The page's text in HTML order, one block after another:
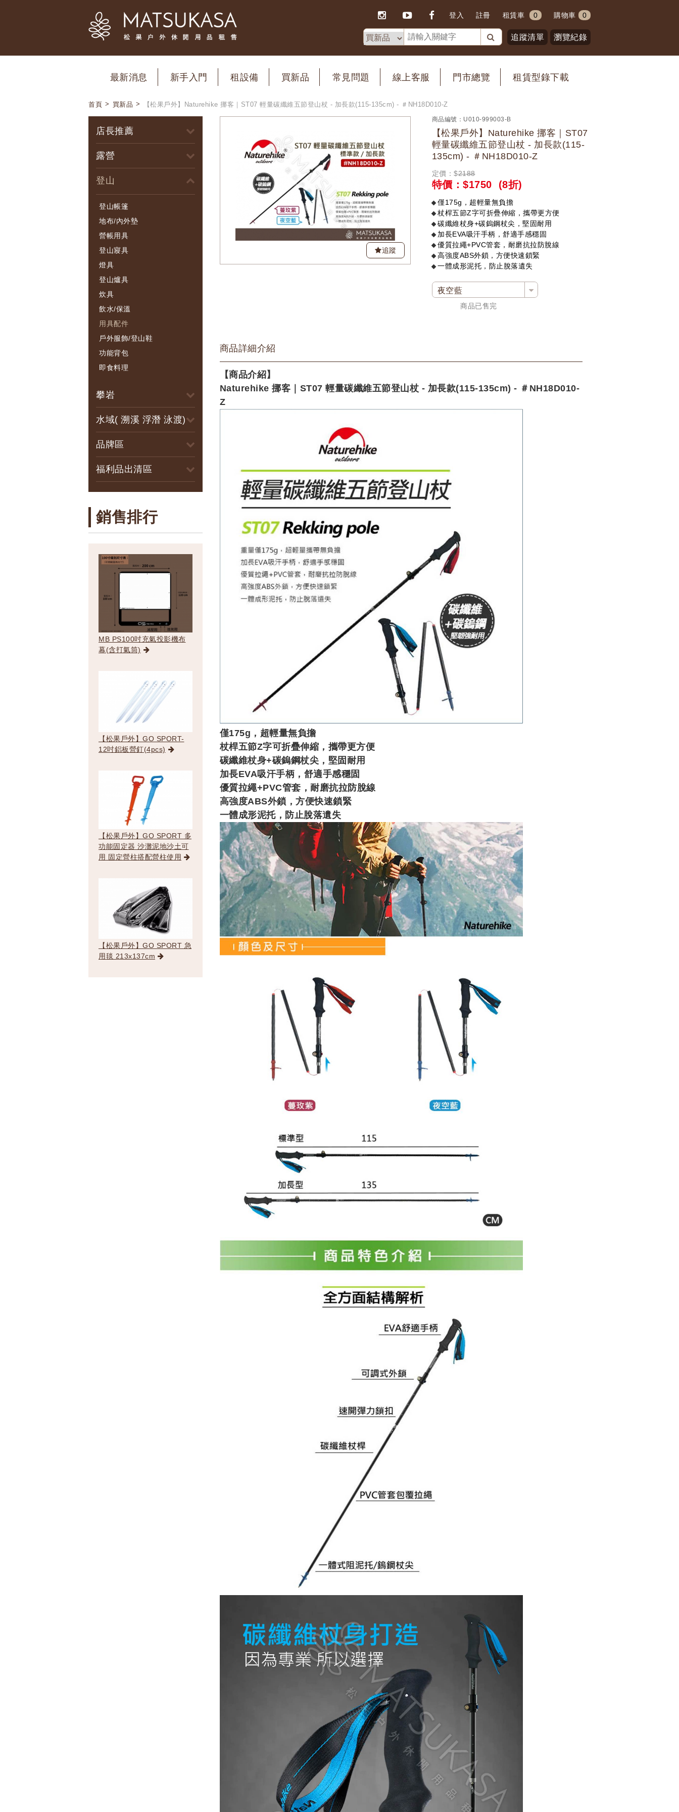
登入 註冊 租賃車 0 購物車 0
瀏覽紀錄
追蹤清單
最新消息 新手入門 租設備 買新品 常見問題 線上客服 門市總覽 租賃型錄下載
首頁 > 買新品 > 【松果戶外】Naturehike 挪客｜ST07 輕量碳纖維五節登山杖 - 加長款(115-135cm) - ＃NH18D010-Z
店長推薦
露營
登山
登山帳篷
地布/內外墊
營帳用具
登山寢具
燈具
登山爐具
炊具
飲水/保溫
用具配件
戶外服飾/登山鞋
功能背包
即食料理
攀岩
水域( 溯溪 浮潛 泳渡)
品牌區
福利品出清區
銷售排行
MB PS100吋充氣投影機布
幕(含打氣筒)
【松果戶外】GO SPORT-
12吋鋁板營釘(4pcs)
【松果戶外】GO SPORT 多
功能固定器 沙灘泥地沙土可
用 固定營柱搭配營柱使用
【松果戶外】GO SPORT 急
用毯 213x137cm
追蹤
商品編號： U010-999003-B
【松果戶外】Naturehike 挪客｜ST07
輕量碳纖維五節登山杖 - 加長款(115-
135cm) - ＃NH18D010-Z
定價：$2188
特價：$1750 (8折)
僅175g，超輕量無負擔
杖桿五節Z字可折疊伸縮，攜帶更方便
碳纖維杖身+碳鎢鋼杖尖，堅固耐用
加長EVA吸汗手柄，舒適手感穩固
優質拉繩+PVC管套，耐磨抗拉防脫線
高強度ABS外鎖，方便快速鎖緊
一體成形泥托，防止脫落遺失
夜空藍
商品已售完
商品詳細介紹
【商品介紹】
Naturehike 挪客｜ST07 輕量碳纖維五節登山杖 - 加長款(115-135cm) - ＃NH18D010-
Z
僅175g，超輕量無負擔
杖桿五節Z字可折疊伸縮，攜帶更方便
碳纖維杖身+碳鎢鋼杖尖，堅固耐用
加長EVA吸汗手柄，舒適手感穩固
優質拉繩+PVC管套，耐磨抗拉防脫線
高強度ABS外鎖，方便快速鎖緊
一體成形泥托，防止脫落遺失